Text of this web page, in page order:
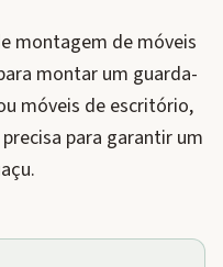
montagem de móveis
montar um guarda-
móveis de escritório,
para garantir um